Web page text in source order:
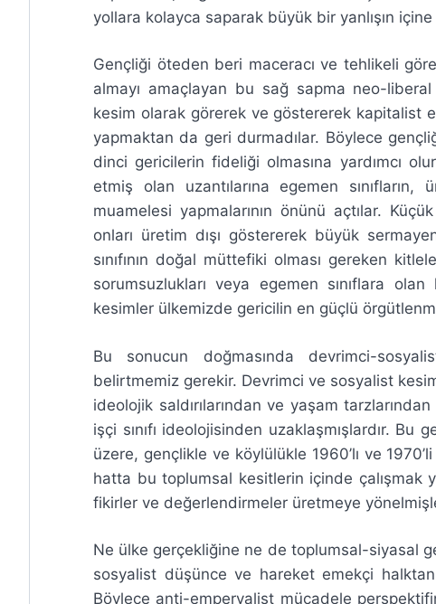
yollara kolayca saparak büyük bir yanlışın
Gençliği öteden beri maceracı ve tehlikeli
almayı amaçlayan bu sağ sapma neo-
kesim olarak görerek ve göstererek kapitalist
yapmaktan da geri durmadılar. Böylece
dinci gericilerin fideliği olmasına yardımcı
etmiş olan uzantılarına egemen
muamelesi yapmalarının önünü açtılar.
onları üretim dışı göstererek büyük
sınıfının doğal müttefiki olması gereken
sorumsuzlukları veya egemen sınıflara
kesimler ülkemizde gericilin en güçlü
Bu sonucun doğmasında devrimci-
belirtmemiz gerekir. Devrimci ve sosyalist
ideolojik saldırılarından ve yaşam
işçi sınıfı ideolojisinden uzaklaşmışlardır. Bu
üzere, gençlikle ve köylülükle 1960’lı ve
hatta bu toplumsal kesitlerin içinde çalışmak
fikirler ve değerlendirmeler üretmeye
Ne ülke gerçekliğine ne de toplumsal-siyasal
sosyalist düşünce ve hareket emekçi
Böylece anti-emperyalist mücadele